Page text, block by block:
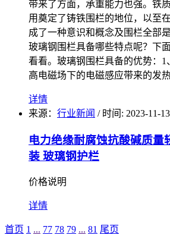
带来了方面，承重能力也强。铁
用奠定了铸铁围栏的地位，以至
成了一种意识和概念及围栏全部
玻璃钢围栏具备哪些特点呢？下
看看。玻璃钢围栏具备的优势：
高电磁场下的电磁感应带来的发
详情
来源： 行业新闻 / 时间: 2023-11-13
电力绝缘耐腐蚀抗酸碱质量
装 玻璃钢护栏
价格说明
详情
首页 1 ... 77 78 79 ... 81 尾页